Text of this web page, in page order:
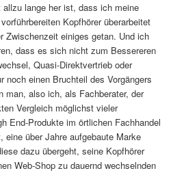
lange her ist, dass ich meine
Kopfhörer überarbeitet
Zwischenzeit einiges getan. Und ich
dass es sich nicht zum Bessereren
Quasi-Direktvertrieb oder
noch einen Bruchteil des Vorgängers
man, also ich, als Fachberater, der
Vergleich möglichst vieler
End-Produkte im örtlichen Fachhandel
eine über Jahre aufgebaute Marke
dazu übergeht, seine Kopfhörer
Web-Shop zu dauernd wechselnden